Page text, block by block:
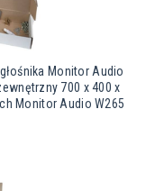
Monitor Audio
700 x 400 x
Monitor Audio W265